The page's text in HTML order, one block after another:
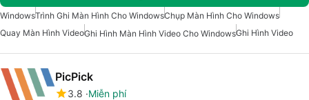
WindowsTrình Ghi Màn Hình Cho WindowsChụp Màn Hình Cho Windows
Quay Màn Hình VideoGhi Hình Màn Hình Video Cho WindowsGhi Hình Video
PicPick
3.8 Miễn phí